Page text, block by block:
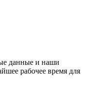
данные и наши
рабочее время для